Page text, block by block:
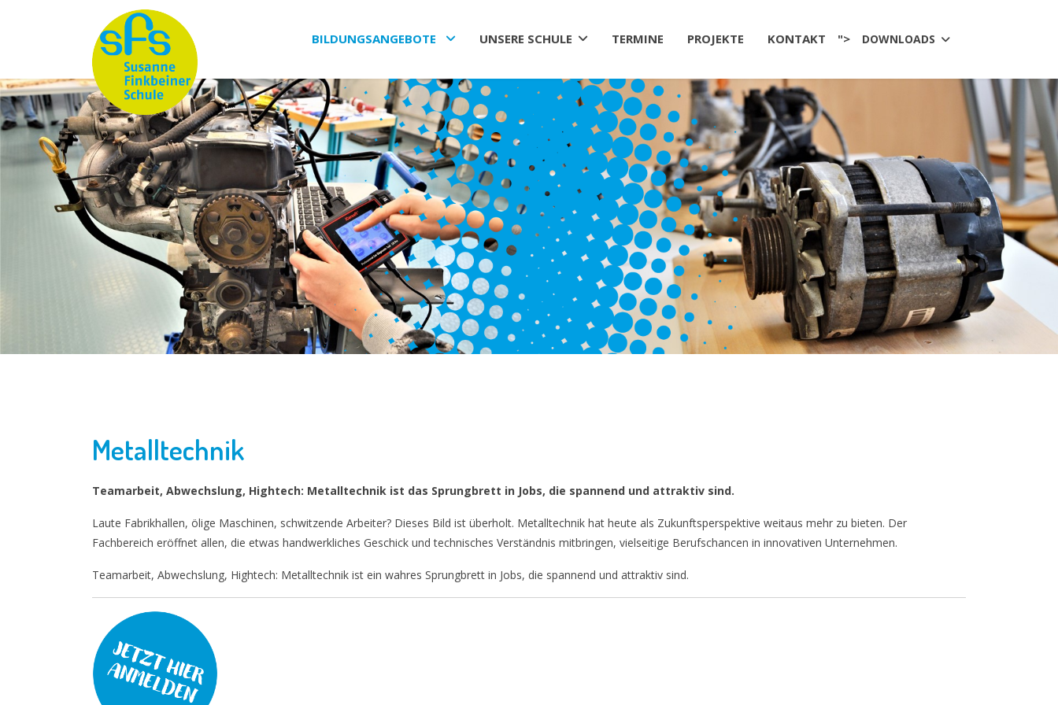
BILDUNGSANGEBOTE UNSERE SCHULE TERMINE PROJEKTE KONTAKT "> DOWNLOADS
Metalltechnik
Teamarbeit, Abwechslung, Hightech: Metalltechnik ist das Sprungbrett in Jobs, die spannend und attraktiv sind.
Laute Fabrikhallen, ölige Maschinen, schwitzende Arbeiter? Dieses Bild ist überholt. Metalltechnik hat heute als Zukunftsperspektive weitaus mehr zu bieten. Der
Fachbereich eröffnet allen, die etwas handwerkliches Geschick und technisches Verständnis mitbringen, vielseitige Berufschancen in innovativen Unternehmen.
Teamarbeit, Abwechslung, Hightech: Metalltechnik ist ein wahres Sprungbrett in Jobs, die spannend und attraktiv sind.